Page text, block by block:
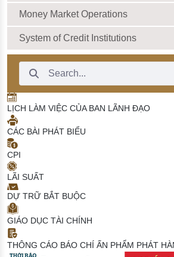
Money Market Operations
System of Credit Institutions
Search Bar
LỊCH LÀM VIỆC CỦA BAN LÃNH ĐẠO
CÁC BÀI PHÁT BIỂU
CPI
LÃI SUẤT
DỰ TRỮ BẮT BUỘC
GIÁO DỤC TÀI CHÍNH
THÔNG CÁO BÁO CHÍ ẤN PHẨM PHÁT